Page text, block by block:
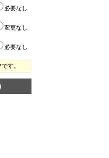
必要なし
変更なし
必要なし
です。